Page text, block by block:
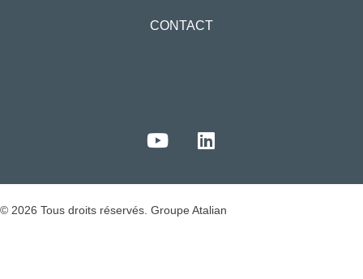
CONTACT
© 2026 Tous droits réservés. Groupe Atalian